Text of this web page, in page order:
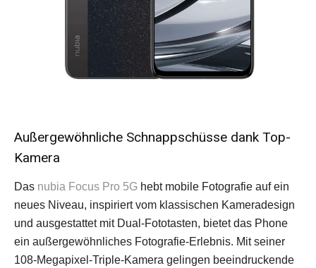
Außergewöhnliche Schnappschüsse dank Top-
Kamera
Das nubia Focus Pro 5G hebt mobile Fotografie auf ein
neues Niveau, inspiriert vom klassischen Kameradesign
und ausgestattet mit Dual-Fototasten, bietet das Phone
ein außergewöhnliches Fotografie-Erlebnis. Mit seiner
108-Megapixel-Triple-Kamera gelingen beeindruckende